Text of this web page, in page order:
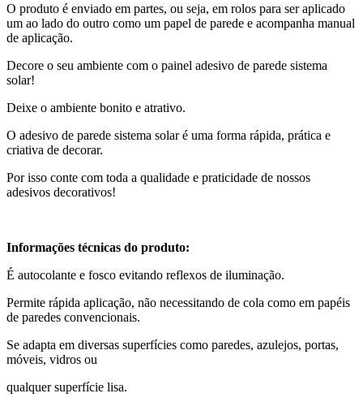
O produto é enviado em partes, ou seja, em rolos para ser aplicado
um ao lado do outro como um papel de parede e acompanha manual
de aplicação.
Decore o seu ambiente com o painel adesivo de parede sistema
solar!
Deixe o ambiente bonito e atrativo.
O adesivo de parede sistema solar é uma forma rápida, prática e
criativa de decorar.
Por isso conte com toda a qualidade e praticidade de nossos
adesivos decorativos!
Informações técnicas do produto:
É autocolante e fosco evitando reflexos de iluminação.
Permite rápida aplicação, não necessitando de cola como em papéis
de paredes convencionais.
Se adapta em diversas superfícies como paredes, azulejos, portas,
móveis, vidros ou
qualquer superfície lisa.